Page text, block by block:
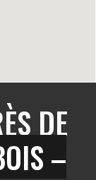
DE
–